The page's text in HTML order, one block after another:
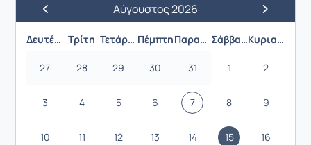
Προηγούμενος ΜήναςΑύγουστος 2026
Επόμενος
Δευτέρα Τρίτη Τετάρτη Πέμπτη Παρασκευή Σάββατο Κυριακή
27 28 29 30 31 1 2
3 4 5 6 7 8 9
10 11 12 13 14 15 16